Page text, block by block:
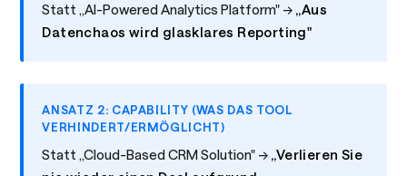
Statt „AI-Powered Analytics Platform" → „Aus
Datenchaos wird glasklares Reporting"
ANSATZ 2: CAPABILITY (WAS DAS TOOL
VERHINDERT/ERMÖGLICHT)
Statt „Cloud-Based CRM Solution" → „Verlieren Sie